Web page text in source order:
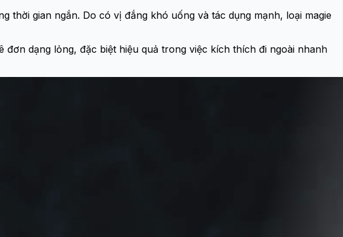
gian ngắn. Do có vị đắng khó uống và tác dụng mạnh, loại magie
dạng lỏng, đặc biệt hiệu quả trong việc kích thích đi ngoài nhanh